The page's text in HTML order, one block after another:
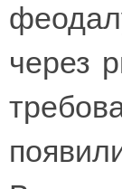
через